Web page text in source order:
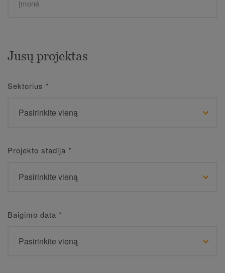
Jūsų projektas
Sektorius *
Projekto stadija *
Baigimo data *